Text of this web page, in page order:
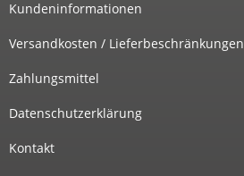
Kundeninformationen
Versandkosten / Lieferbeschränkungen
Zahlungsmittel
Datenschutzerklärung
Kontakt